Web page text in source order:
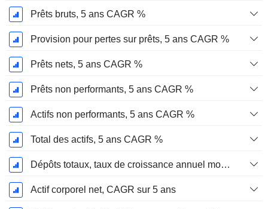
Prêts bruts, 5 ans CAGR %
Provision pour pertes sur prêts, 5 ans CAGR %
Prêts nets, 5 ans CAGR %
Prêts non performants, 5 ans CAGR %
Actifs non performants, 5 ans CAGR %
Total des actifs, 5 ans CAGR %
Dépôts totaux, taux de croissance annuel moyen sur 5 ans %.
Actif corporel net, CAGR sur 5 ans